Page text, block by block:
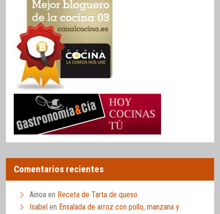
Comentarios recientes
Ainoa en Receta de Tarta de queso
Isabel en Ensalada de arroz con pollo, manzana y